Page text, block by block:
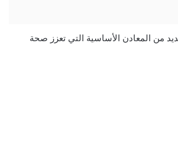
من المعادن الأساسية التي تعزز صحة